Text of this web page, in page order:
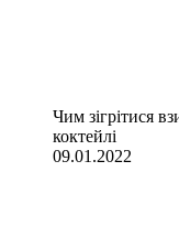
Чим зігрітися
коктейлі
09.01.2022